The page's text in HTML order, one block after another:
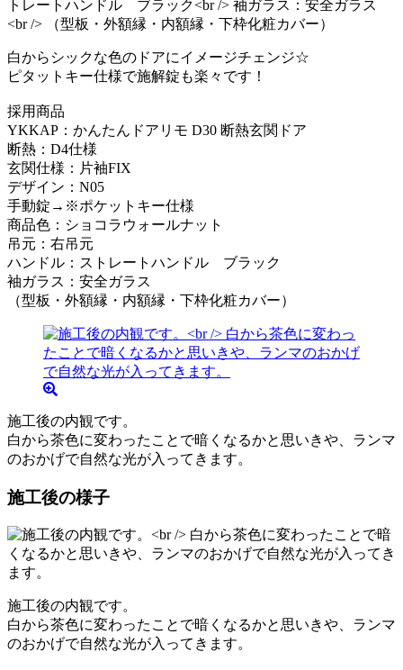
白からシックな色のドアにイメージチェンジ☆
ピタットキー仕様で施解錠も楽々です！
採用商品
YKKAP：かんたんドアリモ D30 断熱玄関ドア
断熱：D4仕様
玄関仕様：片袖FIX
デザイン：N05
手動錠→※ポケットキー仕様
商品色：ショコラウォールナット
吊元：右吊元
ハンドル：ストレートハンドル ブラック
袖ガラス：安全ガラス
（型板・外額縁・内額縁・下枠化粧カバー）
施工後の内観です。
白から茶色に変わったことで暗くなるかと思いきや、ランマ
のおかげで自然な光が入ってきます。
施工後の様子
施工後の内観です。
白から茶色に変わったことで暗くなるかと思いきや、ランマ
のおかげで自然な光が入ってきます。